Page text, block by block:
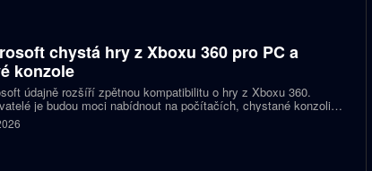
chystá hry z Xboxu 360 pro PC a
konzole
údajně rozšíří zpětnou kompatibilitu o hry z Xboxu 360.
je budou moci nabídnout na počítačích, chystané konzoli
Helix i přenosných zařízeních. První tituly by mohly dorazit
let 2027 a 2028.